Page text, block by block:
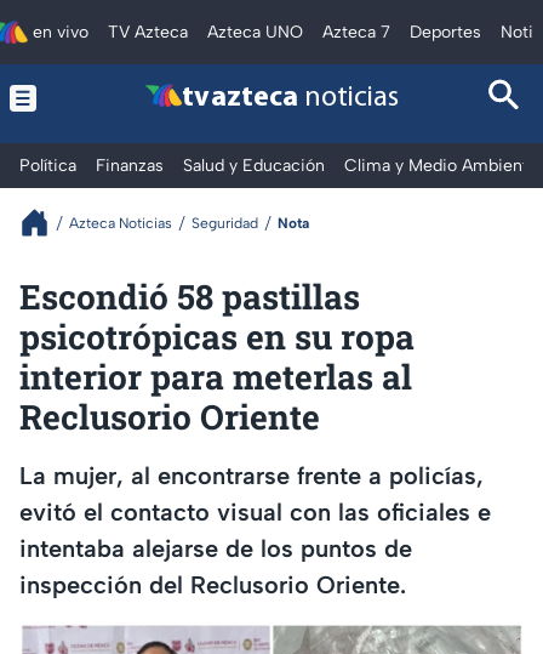
en vivo TV Azteca Azteca UNO Azteca 7 Deportes
tv azteca noticias
Política Finanzas Salud y Educación Clima y Medio Ambiente
Azteca Noticias Seguridad Nota
Escondió 58 pastillas
psicotrópicas en su ropa
interior para meterlas al
Reclusorio Oriente
La mujer, al encontrarse frente a policías,
evitó el contacto visual con las oficiales e
intentaba alejarse de los puntos de
inspección del Reclusorio Oriente.